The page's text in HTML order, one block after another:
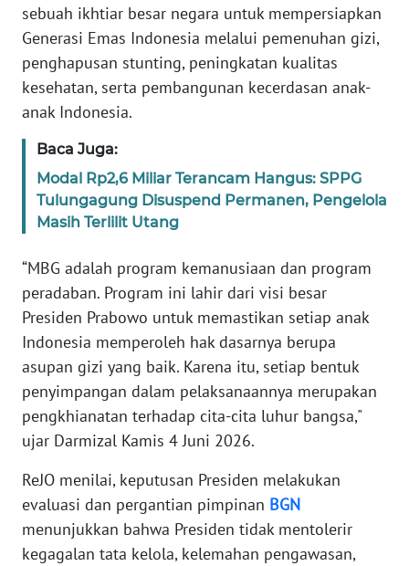
sebuah ikhtiar besar negara untuk mempersiapkan
Generasi Emas Indonesia melalui pemenuhan gizi,
penghapusan stunting, peningkatan kualitas
kesehatan, serta pembangunan kecerdasan anak-
anak Indonesia.
Baca Juga:
Modal Rp2,6 Miliar Terancam Hangus: SPPG
Tulungagung Disuspend Permanen, Pengelola
Masih Terlilit Utang
“MBG adalah program kemanusiaan dan program
peradaban. Program ini lahir dari visi besar
Presiden Prabowo untuk memastikan setiap anak
Indonesia memperoleh hak dasarnya berupa
asupan gizi yang baik. Karena itu, setiap bentuk
penyimpangan dalam pelaksanaannya merupakan
pengkhianatan terhadap cita-cita luhur bangsa,"
ujar Darmizal Kamis 4 Juni 2026.
ReJO menilai, keputusan Presiden melakukan
evaluasi dan pergantian pimpinan BGN
menunjukkan bahwa Presiden tidak mentolerir
kegagalan tata kelola, kelemahan pengawasan,
WN
SUMUT
JAKARTA
WN
JABAR
WN
NTT
WN
KEPRI
WN
WN
PAPUA